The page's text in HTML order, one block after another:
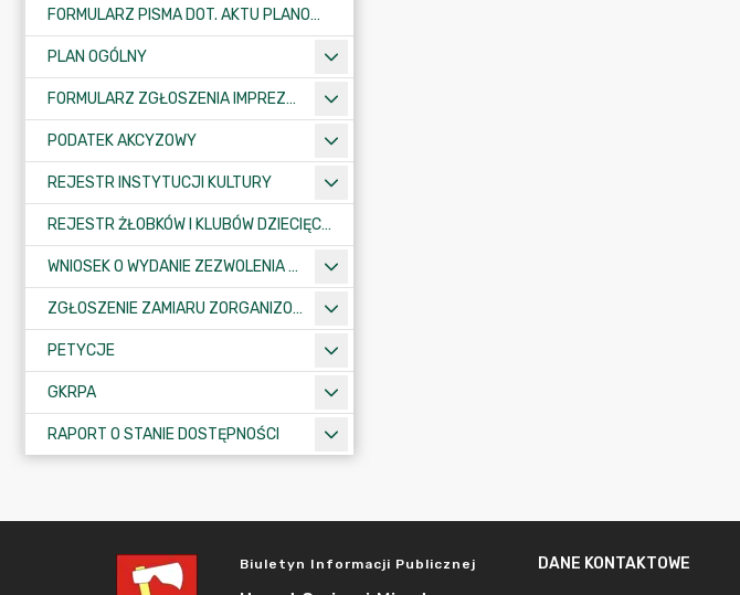
FORMULARZ PISMA DOT. AKTU PLANOWANIA PRZESTRZENNEGO
PLAN OGÓLNY
FORMULARZ ZGŁOSZENIA IMPREZY SPORTOWO-REKREACYJNEJ, ARTYSTYCZNEJ LUB ROZRYWKOWEJ
PODATEK AKCYZOWY
REJESTR INSTYTUCJI KULTURY
REJESTR ŻŁOBKÓW I KLUBÓW DZIECIĘCYCH
WNIOSEK O WYDANIE ZEZWOLENIA NA ZAJĘCIE PASA DROGOWEGO
ZGŁOSZENIE ZAMIARU ZORGANIZOWANIA ZGROMADZENIA
PETYCJE
GKRPA
RAPORT O STANIE DOSTĘPNOŚCI
Biuletyn Informacji Publicznej DANE KONTAKTOWE